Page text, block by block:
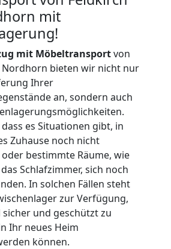
mit
mit Möbeltransportvon
Nordhorn bieten wir nicht nur
Ihrer
an, sondern auch
es Situationen gibt, in
Zuhause noch nicht
bestimmte Räume, wie
Schlafzimmer, sich noch
In solchen Fällen steht
zur Verfügung,
und geschützt zu
Ihr neues Heim
können.